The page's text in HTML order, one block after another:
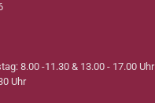
8.00 -11.30 & 13.00 - 17.00 Uhr
Uhr